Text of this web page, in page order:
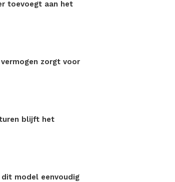
toevoegt aan het
zorgt voor
blijft het
model eenvoudig